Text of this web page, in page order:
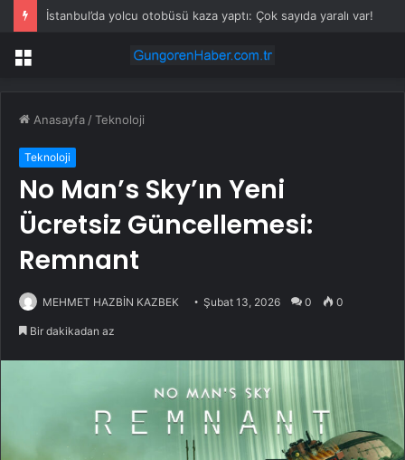
İstanbul’da yolcu otobüsü kaza yaptı: Çok sayıda yaralı var!
Menü
Anasayfa /Teknoloji
Teknoloji
No Man’s Sky’ın Yeni
Ücretsiz Güncellemesi:
Remnant
MEHMET HAZBİN KAZBEK Şubat 13, 2026 0 0
Bir dakikadan az